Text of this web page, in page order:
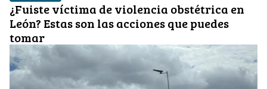
¿Fuiste víctima de violencia obstétrica en
León? Estas son las acciones que puedes
tomar